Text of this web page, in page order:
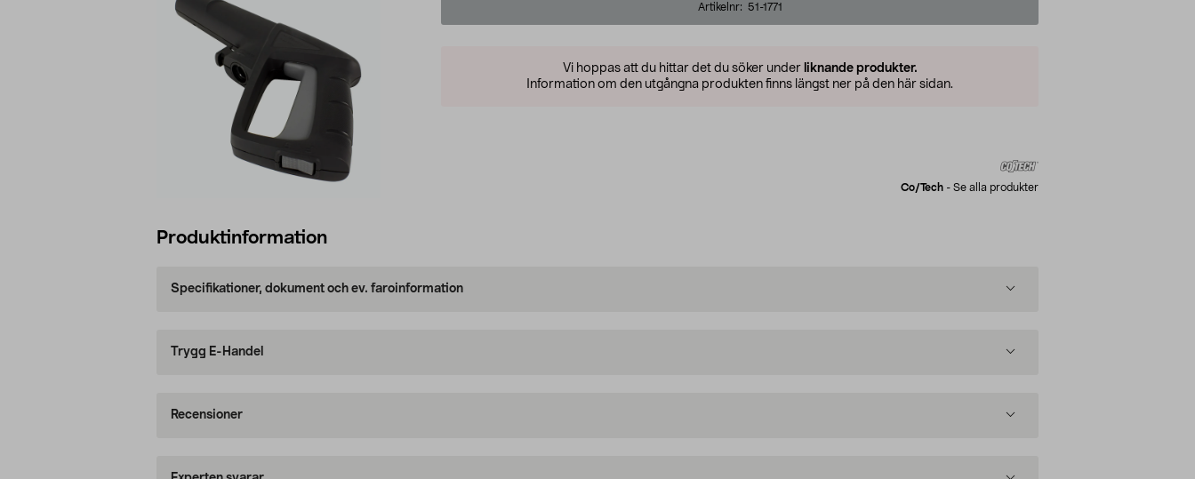
Artikelnr: 51-1771
Vi hoppas att du hittar det du söker under liknande produkter.
Information om den utgångna produkten finns längst ner på den här sidan.
Co/tech - Se alla produkter
Produktinformation
Specifikationer, dokument och ev. faroinformation
Trygg E-Handel
Recensioner